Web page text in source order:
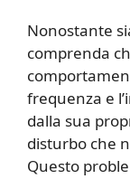
Nonostante
comprenda
frequenza e
dalla sua
disturbo che
Questo